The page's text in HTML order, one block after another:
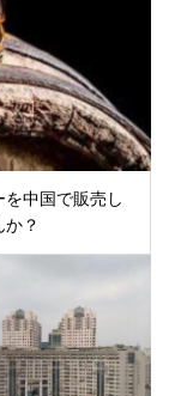
を中国で販売し
？